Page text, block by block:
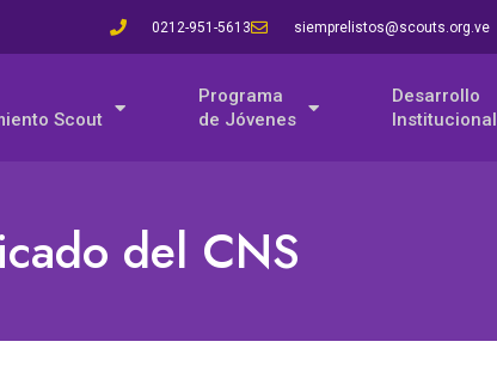
0212-951-5613 siemprelistos@scouts.org.ve
Scout
Programa
de Jóvenes
Desarrollo
Institucional
del CNS